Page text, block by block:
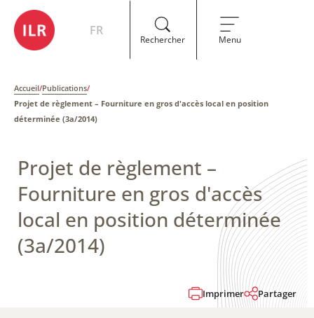
FR
Rechercher Menu
Accueil/Publications/
Projet de règlement – Fourniture en gros d'accès local en position
déterminée​ (3a/2014)
Projet de règlement –
Fourniture en gros d'accès
local en position déterminée​
(3a/2014)
Imprimer Partager